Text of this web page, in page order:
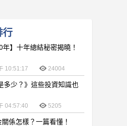
行
年】十年總結秘密揭曉！
10:51:17 24004
多少？》這些投資知識也
04:57:40 5205
係怎樣？一篇看懂！